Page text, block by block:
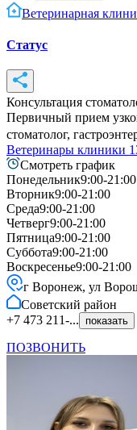
Ветеринарная
Статус
Консультация
Первичный прием
стоматолог,
Ветеринары клиники
Смотреть график
Понедельник9:00-21:00
Вторник9:00-21:00
Среда9:00-21:00
Четверг9:00-21:00
Пятница9:00-21:00
Суббота9:00-21:00
Воскресенье9:00-21:00
г Воронеж, ул
Советский район
+7 473 211-...
показать
ПОЗВОНИТЬ